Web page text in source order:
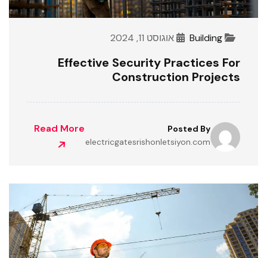
Building אוגוסט 11, 2024
Effective Security Practices For
Construction Projects
Posted By
electricgatesrishonletsiyon.com
Read More